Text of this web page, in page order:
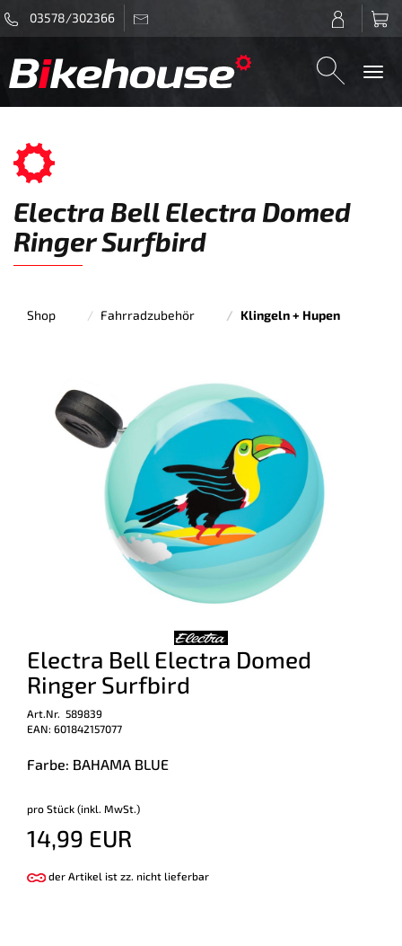
03578/302366
Electra Bell Electra Domed
Ringer Surfbird
Shop Fahrradzubehör Klingeln + Hupen
Electra Bell Electra Domed
Ringer Surfbird
Art.Nr. 589839
EAN: 601842157077
Farbe: BAHAMA BLUE
pro Stück (inkl. MwSt.)
14,99 EUR
der Artikel ist zz. nicht lieferbar